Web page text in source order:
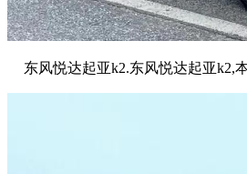
东风悦达起亚k2.东风悦达起亚k2,